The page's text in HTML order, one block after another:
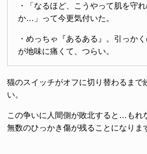
・「なるほど、こうやって肌を守
か…」って今更気付いた。
・めっちゃ『あるある』。引っか
が地味に痛くて、つらい。
猫のスイッチがオフに切り替わるまで
い。
この争いに人間側が敗北すると…もれ
無数のひっかき傷が残ることになりま